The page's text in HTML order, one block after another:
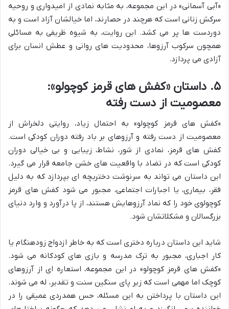
«آبی آسمانی» در این مجموعه، به مثابه نمادی از امیدواری و روحیه
سرکش زنانی است که هرچند در حصارند، اما خیالشان آزاد است و به
دوردست ها پر می کشد. این روایت، به شیوه ظریفی به مسائلی
همچون سرکوب آرزوها، محدودیت های روانی و عطش انسان برای
آزادی می پردازد.
۵. داستان «کفش های قرمز کوچولو»:
معصومیت از دست رفته
«کفش های قرمز کوچولو» به احتمال زیاد، روایتی دلخراش از
معصومیت از دست رفته و آرزوهای بر باد رفته دوران کودکی است.
کفش های قرمز، نمادی از شور، نشاط، زیبایی و بی خیالی دوران
کودکی است که در تضاد با واقعیت های خشن جامعه قرار می گیرد.
این داستان می تواند به سرنوشت دختربچه ای بپردازد که به دلیل
فقر، بیماری، یا اجبارات اجتماعی، مجبور می شود کفش های قرمز
کوچولوی خود را که نماد آرزوهایش هستند، از پا درآورد و وارد دنیای
بزرگسالان و مشکلاتشان شود.
شاید این داستان درباره دختری است که به خاطر ازدواج زودهنگام یا
کار اجباری، مجبور به ترک مدرسه و بازی های کودکانه می شود.
«کفش های قرمز کوچولو» در این مجموعه، استعاره ای از آرزوهای
کوچک اما مهمی است که زیر پای سنگین سنت و تقدیر، له می شوند.
این داستان با پرداختن به این مسئله، حس همدردی عمیقی را در